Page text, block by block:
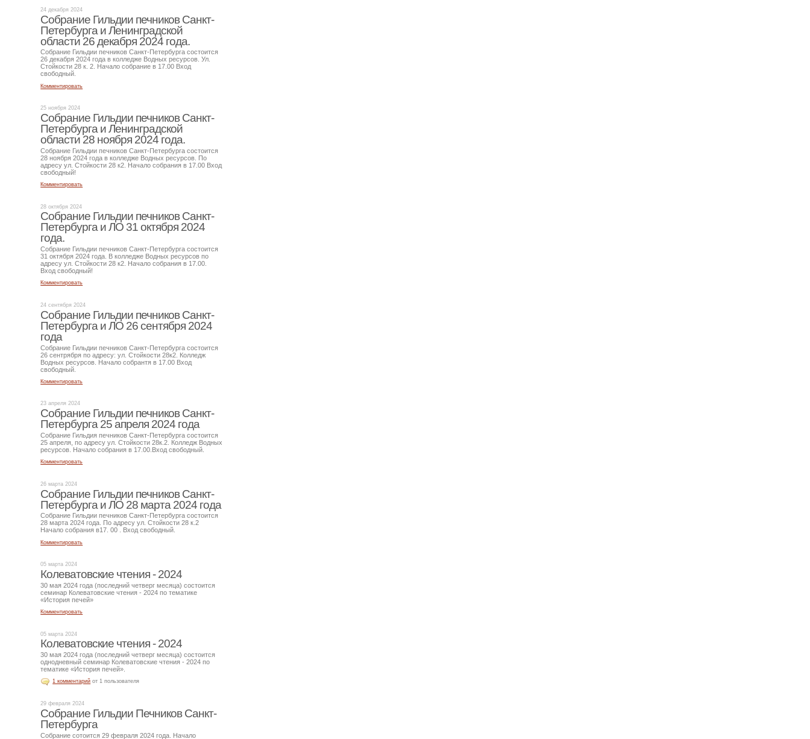
24 декабря 2024
Собрание Гильдии печников Санкт-
Петербурга и Ленинградской
области 26 декабря 2024 года.
Собрание Гильдии печников Санкт-Петербурга состоится
26 декабря 2024 года в колледже Водных ресурсов. Ул.
Стойкости 28 к. 2. Начало собрание в 17.00 Вход
свободный.
Комментировать
25 ноября 2024
Собрание Гильдии печников Санкт-
Петербурга и Ленинградской
области 28 ноября 2024 года.
Собрание Гильдии печников Санкт-Петербурга состоится
28 ноября 2024 года в колледже Водных ресурсов. По
адресу ул. Стойкости 28 к2. Начало собрания в 17.00 Вход
свободный!
Комментировать
28 октября 2024
Собрание Гильдии печников Санкт-
Петербурга и ЛО 31 октября 2024
года.
Собрание Гильдии печников Санкт-Петербурга состоится
31 октября 2024 года. В колледже Водных ресурсов по
адресу ул. Стойкости 28 к2. Начало собрания в 17.00.
Вход свободный!
Комментировать
24 сентября 2024
Собрание Гильдии печников Санкт-
Петербурга и ЛО 26 сентября 2024
года
Собрание Гильдии печников Санкт-Петербурга состоится
26 сентрября по адресу: ул. Стойкости 28к2. Колледж
Водных ресурсов. Начало собрантя в 17.00 Вход
свободный.
Комментировать
23 апреля 2024
Собрание Гильдии печников Санкт-
Петербурга 25 апреля 2024 года
Собрание Гильдия печников Санкт-Петербурга состоится
25 апреля, по адресу ул. Стойкости 28к.2. Колледж Водных
ресурсов. Начало собрания в 17.00.Вход свободный.
Комментировать
26 марта 2024
Собрание Гильдии печников Санкт-
Петербурга и ЛО 28 марта 2024 года
Собрание Гильдии печников Санкт-Петербурга состоится
28 марта 2024 года. По адресу ул. Стойкости 28 к.2
Начало собрания в17. 00 . Вход свободный.
Комментировать
05 марта 2024
Колеватовские чтения - 2024
30 мая 2024 года (последний четверг месяца) состоится
семинар Колеватовские чтения - 2024 по тематике
«История печей»
Комментировать
05 марта 2024
Колеватовские чтения - 2024
30 мая 2024 года (последний четверг месяца) состоится
однодневный семинар Колеватовские чтения - 2024 по
тематике «История печей».
1 комментарий от 1 пользователя
29 февраля 2024
Собрание Гильдии Печников Санкт-
Петербурга
Собрание сотоится 29 февраля 2024 года. Начало